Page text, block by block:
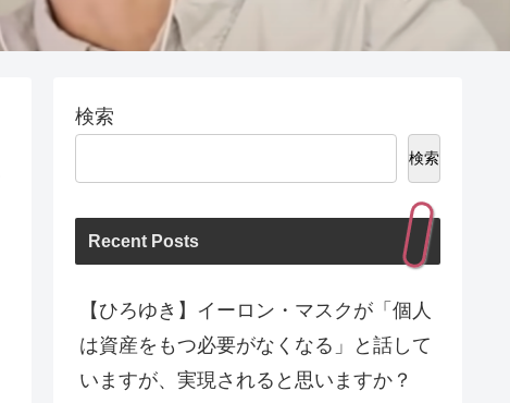
検索
検索
Recent Posts
【ひろゆき】イーロン・マスクが「個人
は資産をもつ必要がなくなる」と話して
いますが、実現されると思いますか？